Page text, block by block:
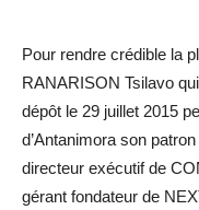
Pour rendre crédible la
RANARISON Tsilavo
dépôt le 29 juillet 2015
d’Antanimora son
directeur exécutif de
gérant fondateur de